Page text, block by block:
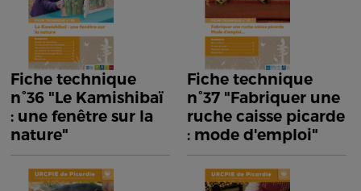
Fiche technique
n°36 "Le Kamishibaï
: une fenêtre sur la
nature"
Fiche technique
n°37 "Fabriquer une
ruche caisse picarde
: mode d'emploi"